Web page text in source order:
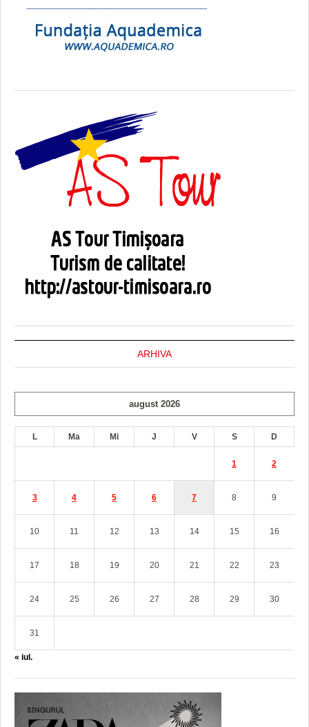
ARHIVA
august 2026
L Ma Mi J V S D
1 2
3 4 5 6 7 8 9
10 11 12 13 14 15 16
17 18 19 20 21 22 23
24 25 26 27 28 29 30
31
« iul.